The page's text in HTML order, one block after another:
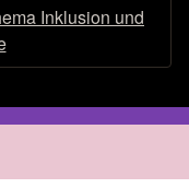
Inklusion und